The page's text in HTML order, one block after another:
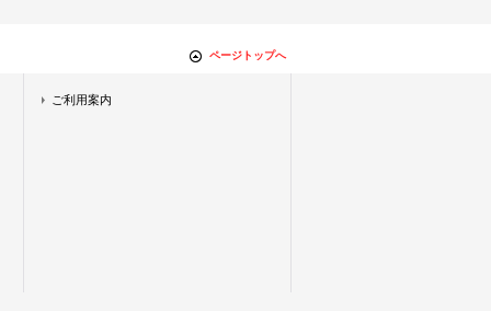
ページトップへ
ご利用案内